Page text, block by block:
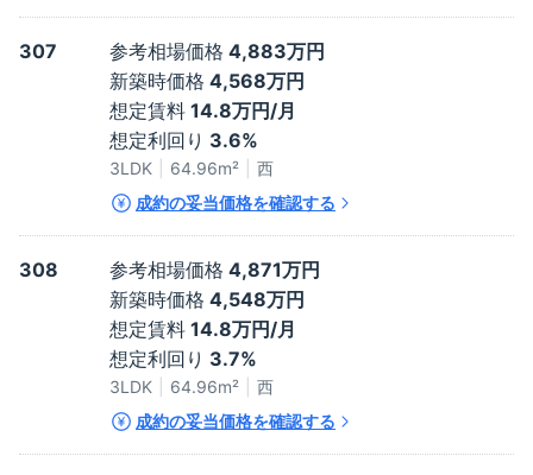
307 参考相場価格 4,883万円
新築時価格 4,568万円
想定賃料 14.8万円/月
想定利回り 3.6%
3LDK 64.96m²
西
成約の妥当価格を確認する
308 参考相場価格 4,871万円
新築時価格 4,548万円
想定賃料 14.8万円/月
想定利回り 3.7%
3LDK 64.96m²
西
成約の妥当価格を確認する